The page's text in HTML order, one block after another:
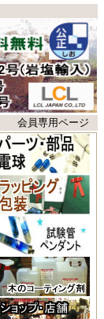
会員専用ページ